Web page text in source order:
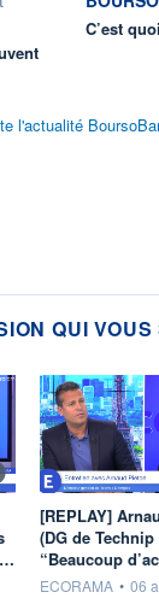
C’est
l'actualité
QUI
[REPLAY]
(DG de
“Beaucoup
information
ECORAMA • 06